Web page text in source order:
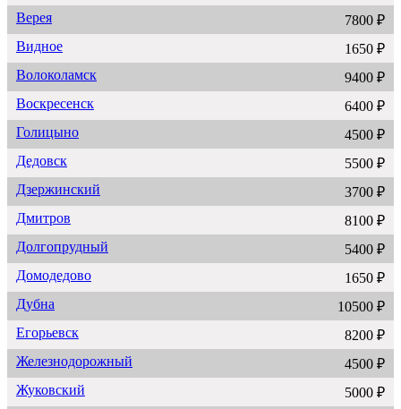
Верея
7800 ₽
Видное
1650 ₽
Волоколамск
9400 ₽
Воскресенск
6400 ₽
Голицыно
4500 ₽
Дедовск
5500 ₽
Дзержинский
3700 ₽
Дмитров
8100 ₽
Долгопрудный
5400 ₽
Домодедово
1650 ₽
Дубна
10500 ₽
Егорьевск
8200 ₽
Железнодорожный
4500 ₽
Жуковский
5000 ₽